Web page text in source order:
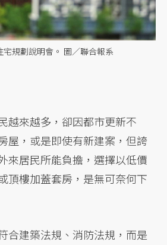
規劃說明會。 圖／聯合報系
越來越多，卻因都市更新不
屋，或是即使有新建案，但誇
來居民所能負擔，選擇以低價
頂樓加蓋套房，是無可奈何下
合建築法規、消防法規，而是